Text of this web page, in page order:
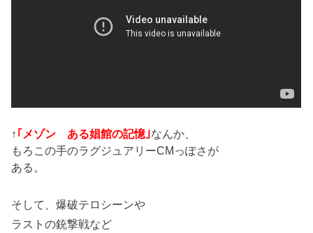
↑ ｢メゾン ある娼館の記憶｣なんか、
もろこの手のラグジュアリーCMっぽさが
ある。
そして、爆破テロシーンや
ラストの銃撃戦など